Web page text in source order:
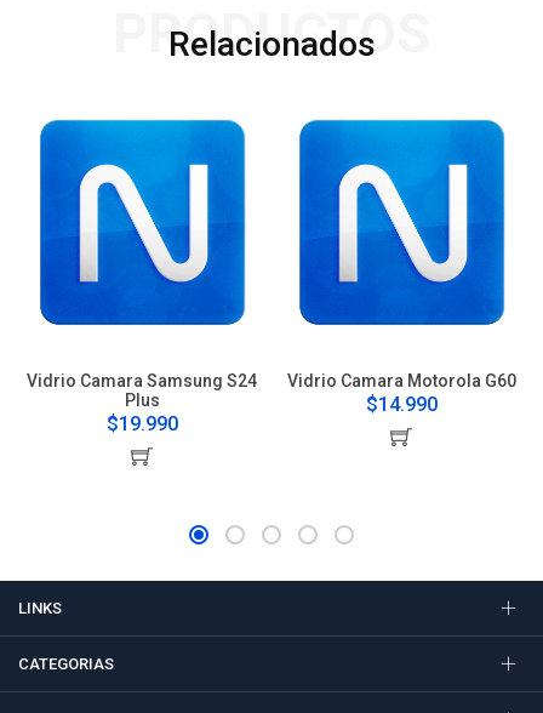
Relacionados
PRODUCTOS
Vidrio Camara Samsung S24
Plus
$19.990
Vidrio Camara Motorola G60
$14.990
LINKS
CATEGORIAS